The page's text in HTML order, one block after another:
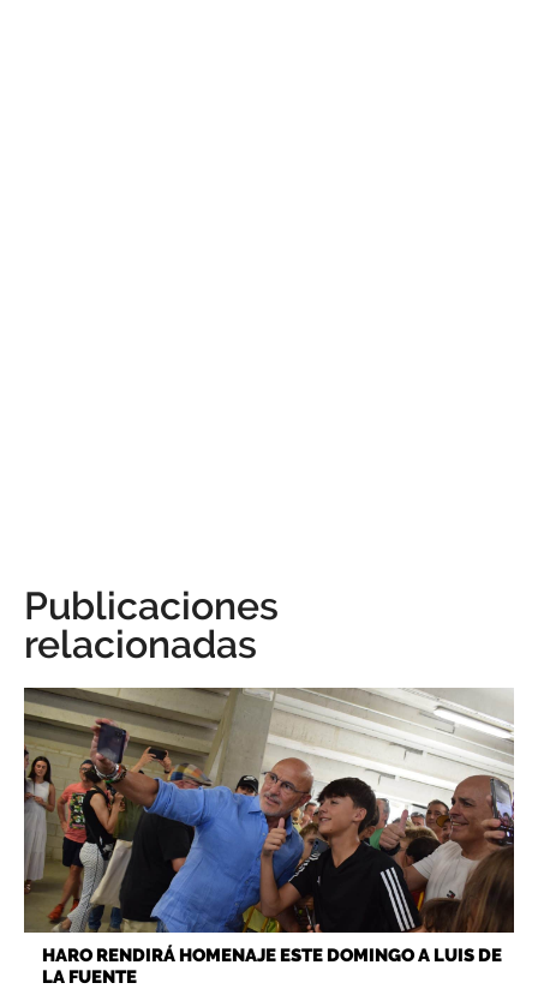
Publicaciones
relacionadas
HARO RENDIRÁ HOMENAJE ESTE DOMINGO A LUIS DE
LA FUENTE